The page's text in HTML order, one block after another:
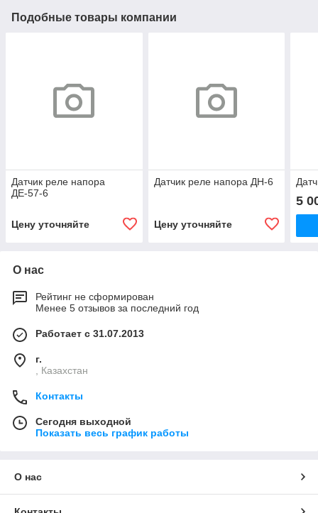
Подобные товары компании
Датчик реле напора
ДЕ-57-6
Цену уточняйте
Датчик реле напора ДН-6
Цену уточняйте
5
О нас
Рейтинг не сформирован
Менее 5 отзывов за последний год
Работает с 31.07.2013
г.
, Казахстан
Контакты
Сегодня выходной
Показать весь график работы
О нас